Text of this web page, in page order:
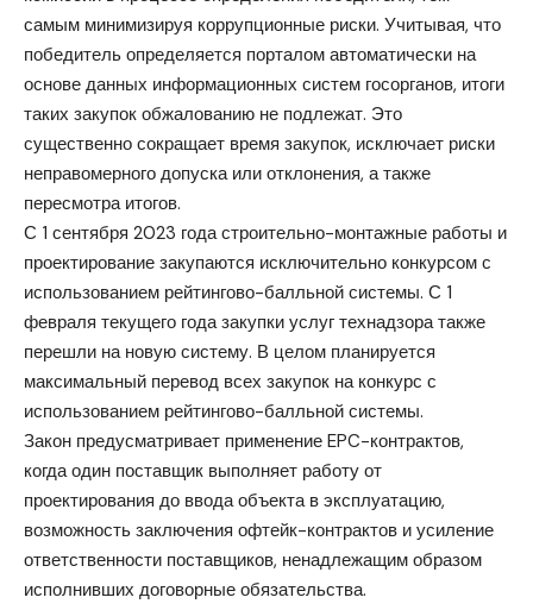
самым минимизируя коррупционные риски. Учитывая, что
победитель определяется порталом автоматически на
основе данных информационных систем госорганов, итоги
таких закупок обжалованию не подлежат. Это
существенно сокращает время закупок, исключает риски
неправомерного допуска или отклонения, а также
пересмотра итогов.
С 1 сентября 2023 года строительно-монтажные работы и
проектирование закупаются исключительно конкурсом с
использованием рейтингово-балльной системы. С 1
февраля текущего года закупки услуг технадзора также
перешли на новую систему. В целом планируется
максимальный перевод всех закупок на конкурс с
использованием рейтингово-балльной системы.
Закон предусматривает применение EPC-контрактов,
когда один поставщик выполняет работу от
проектирования до ввода объекта в эксплуатацию,
возможность заключения офтейк-контрактов и усиление
ответственности поставщиков, ненадлежащим образом
исполнивших договорные обязательства.